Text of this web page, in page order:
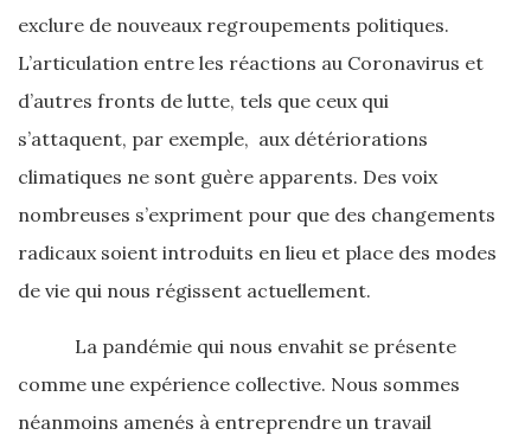
exclure de nouveaux regroupements politiques.
L’articulation entre les réactions au Coronavirus et
d’autres fronts de lutte, tels que ceux qui
s’attaquent, par exemple, aux détériorations
climatiques ne sont guère apparents. Des voix
nombreuses s’expriment pour que des changements
radicaux soient introduits en lieu et place des modes
de vie qui nous régissent actuellement.
La pandémie qui nous envahit se présente
comme une expérience collective. Nous sommes
néanmoins amenés à entreprendre un travail